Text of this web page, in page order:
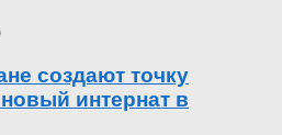
создают точку
интернат в